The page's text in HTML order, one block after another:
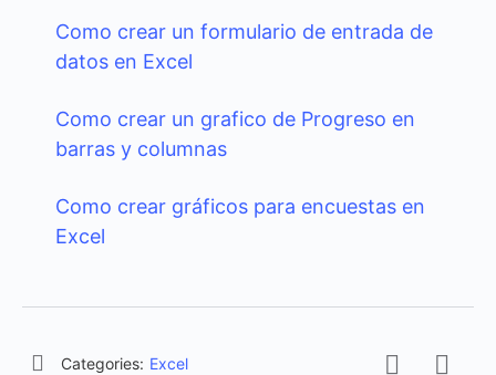
Como crear un formulario de entrada de
datos en Excel
Como crear un grafico de Progreso en
barras y columnas
Como crear gráficos para encuestas en
Excel
Categories: Excel